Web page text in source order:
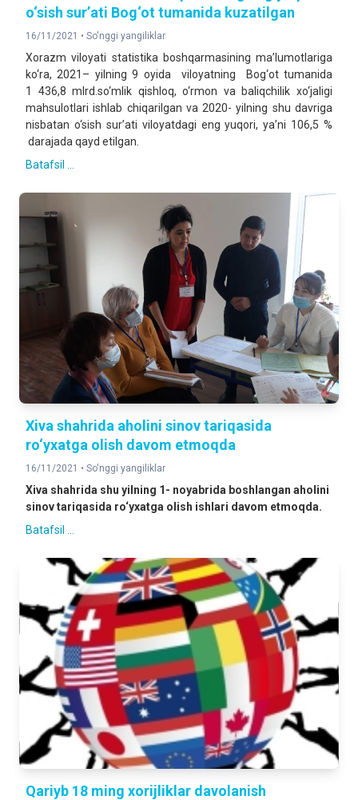
o‘sish sur’ati Bog‘ot tumanida kuzatilgan
16/11/2021 • So'nggi yangiliklar
Xorazm viloyati statistika boshqarmasining ma’lumotlariga
ko‘ra, 2021– yilning 9 oyida viloyatning Bog‘ot tumanida
1 436,8 mlrd.so‘mlik qishloq, o‘rmon va baliqchilik xo‘jaligi
mahsulotlari ishlab chiqarilgan va 2020- yilning shu davriga
nisbatan o‘sish sur’ati viloyatdagi eng yuqori, ya’ni 106,5 %
darajada qayd etilgan.
Batafsil ...
Xiva shahrida aholini sinov tariqasida
ro‘yxatga olish davom etmoqda
16/11/2021 • So'nggi yangiliklar
Xiva shahrida shu yilning 1- noyabrida boshlangan aholini
sinov tariqasida ro‘yxatga olish ishlari davom etmoqda.
Batafsil ...
Qariyb 18 ming xorijliklar davolanish